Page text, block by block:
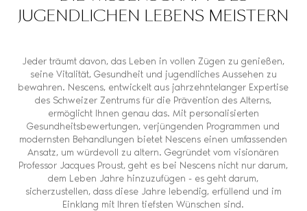
JUGENDLICHEN LEBENS MEISTERN
Jeder träumt davon, das Leben in vollen Zügen zu genießen,
seine Vitalität, Gesundheit und jugendliches Aussehen zu
bewahren. Nescens, entwickelt aus jahrzehntelanger Expertise
des Schweizer Zentrums für die Prävention des Alterns,
ermöglicht Ihnen genau das. Mit personalisierten
Gesundheitsbewertungen, verjüngenden Programmen und
modernsten Behandlungen bietet Nescens einen umfassenden
Ansatz, um würdevoll zu altern. Gegründet vom visionären
Professor Jacques Proust, geht es bei Nescens nicht nur darum,
dem Leben Jahre hinzuzufügen - es geht darum,
sicherzustellen, dass diese Jahre lebendig, erfüllend und im
Einklang mit Ihren tiefsten Wünschen sind.